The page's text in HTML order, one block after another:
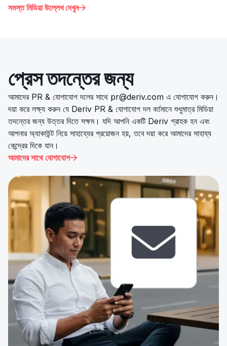
করতে চায় না।
সমস্ত মিডিয়া উল্লেখ দেখুন
প্রেস তদন্তের জন্য
আমাদের PR & যোগাযোগ দলের সাথে pr@deriv.com এ যোগাযোগ করুন।
দয়া করে লক্ষ্য করুন যে Deriv PR & যোগাযোগ দল বর্তমানে শুধুমাত্র মিডিয়া
তদন্তের জন্য উত্তর দিতে সক্ষম। যদি আপনি একটি Deriv গ্রাহক হন এবং
আপনার অ্যাকাউন্ট নিয়ে সাহায্যের প্রয়োজন হয়, তবে দয়া করে আমাদের সাহায্য
কেন্দ্রের দিকে যান।
আমাদের সাথে যোগাযোগ